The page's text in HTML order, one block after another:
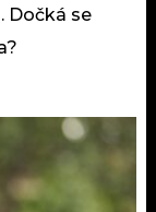
Dočká se